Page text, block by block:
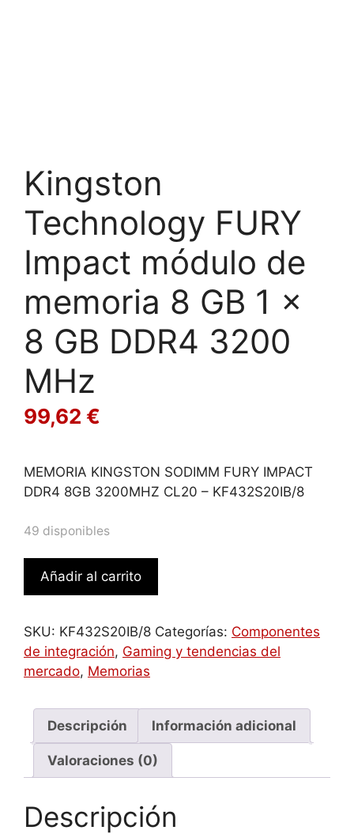
Kingston
Technology FURY
Impact módulo de
memoria 8 GB 1 x
8 GB DDR4 3200
MHz
99,62 €
MEMORIA KINGSTON SODIMM FURY IMPACT
DDR4 8GB 3200MHZ CL20 – KF432S20IB/8
49 disponibles
Kingston
Technology
Impact
módulo
de
GB
DDR4
Añadir al carrito
SKU: KF432S20IB/8 Categorías: Componentes
de integración, Gaming y tendencias del
mercado, Memorias
Descripción Información adicional
Valoraciones (0)
Descripción